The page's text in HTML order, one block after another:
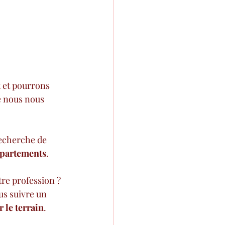
et pourrons
nous nous
de
.
profession ?
suivre un
le terrain.